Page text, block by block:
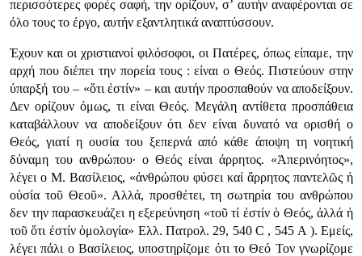
περισσότερες φορές σαφή, την ορίζουν, σ’ αυτήν αναφέρονται σε
όλο τους το έργο, αυτήν εξαντλητικά αναπτύσσουν.
Έχουν και οι χριστιανοί φιλόσοφοι, οι Πατέρες, όπως είπαμε, την
αρχή που διέπει την πορεία τους : είναι ο Θεός. Πιστεύουν στην
ύπαρξή του – «ὅτι ἐστίν» – και αυτήν προσπαθούν να αποδείξουν.
Δεν ορίζουν όμως, τι είναι Θεός. Μεγάλη αντίθετα προσπάθεια
καταβάλλουν να αποδείξουν ότι δεν είναι δυνατό να ορισθή ο
Θεός, γιατί η ουσία του ξεπερνά από κάθε άποψη τη νοητική
δύναμη του ανθρώπου· ο Θεός είναι άρρητος. «Ἀπερινόητος»,
λέγει ο Μ. Βασίλειος, «ἀνθρώπου φύσει καί ἄρρητος παντελῶς ἡ
οὐσία τοῦ Θεοῦ». Αλλά, προσθέτει, τη σωτηρία του ανθρώπου
δεν την παρασκευάζει η εξερεύνηση «τοῦ τί ἐστίν ὁ Θεός, ἀλλά ἡ
τοῦ ὅτι ἐστίν ὁμολογία» Ελλ. Πατρολ. 29, 540 C , 545 Α ). Εμείς,
λέγει πάλι ο Βασίλειος, υποστηρίζομε ότι το Θεό Τον γνωρίζομε